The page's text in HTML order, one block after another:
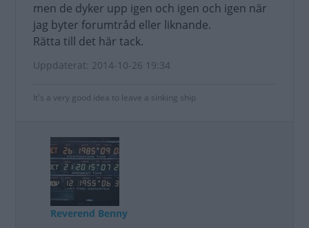
men de dyker upp igen och igen och igen när
jag byter forumtråd eller liknande.
Rätta till det här tack.
Uppdaterat: 2014-10-26 19:34
It's a very good idea to leave a sinking ship
Reverend Benny